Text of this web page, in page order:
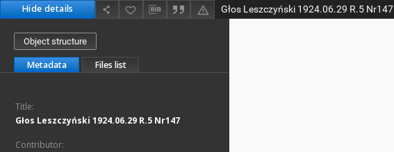
Hide details Głos Leszczyński 1924.06.29 R.5 Nr147
Object structure
Metadata Files list
Title:
Głos Leszczyński 1924.06.29 R.5 Nr147
Contributor: